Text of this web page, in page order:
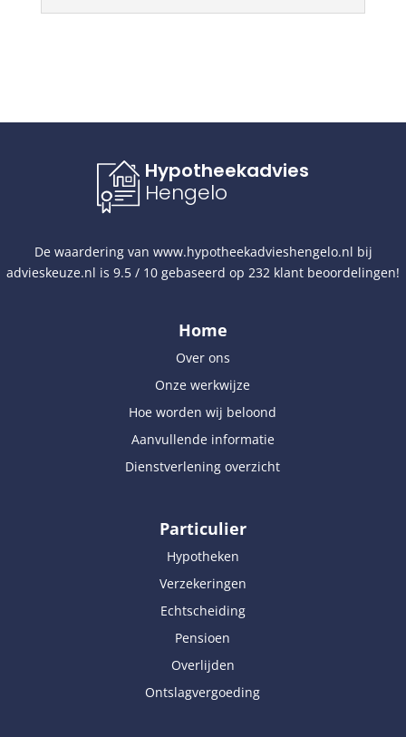
Hypotheekadvies
Hengelo
De waardering van www.hypotheekadvieshengelo.nl bij
advieskeuze.nl is 9.5 / 10 gebaseerd op 232 klant beoordelingen!
Home
Over ons
Onze werkwijze
Hoe worden wij beloond
Aanvullende informatie
Dienstverlening overzicht
Particulier
Hypotheken
Verzekeringen
Echtscheiding
Pensioen
Overlijden
Ontslagvergoeding